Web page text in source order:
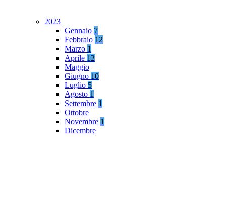
2023
Gennaio 7
Febbraio 12
Marzo 1
Aprile 12
Maggio
Giugno 10
Luglio 5
Agosto 1
Settembre 1
Ottobre
Novembre 1
Dicembre